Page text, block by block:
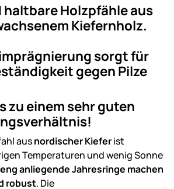
haltbare Holzpfähle aus
Kiefernholz.
sorgt für
gegen Pilze
zu einem sehr guten
ausnordischer Kieferist
Temperaturen und wenig Sonne
anliegende Jahresringe machen
robust. Die